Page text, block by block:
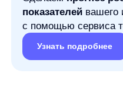
Представьте:покупатель
вводит запрос в поисковую
сообщение«Ничего не
неумолима — более 20%